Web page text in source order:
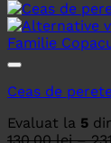
Ceas de
Evaluat la 5